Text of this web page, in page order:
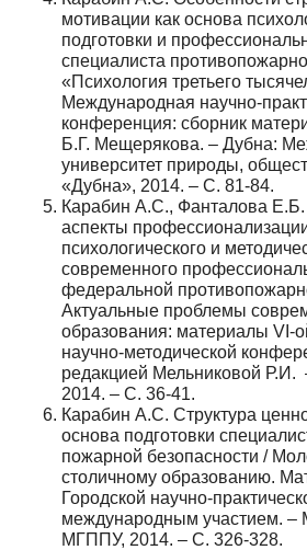
мотивации как основа
подготовки и
специалиста
«Психология третьего
Международная научно-
конференция: сборник
Б.Г. Мещерякова. – Дубна:
университет природы,
«Дубна», 2014. – С. 81-84.
Карабин А.С., Фанталова
аспекты
психологического и
современного
федеральной
Актуальные проблемы
образования: материалы VI-
научно-методической
редакцией Мельниковой
2014. – С. 36-41.
Карабин А.С. Структура
основа подготовки
пожарной безопасности /
столичному образованию.
Городской научно-
международным участием.
МГППУ, 2014. – С. 326-328.